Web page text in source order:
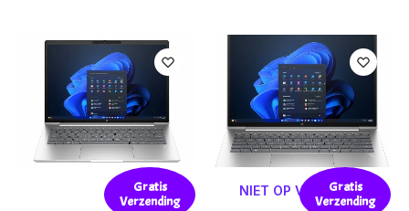
Gratis
Verzending
Gratis
Verzending
NIET OP VOORRAAD